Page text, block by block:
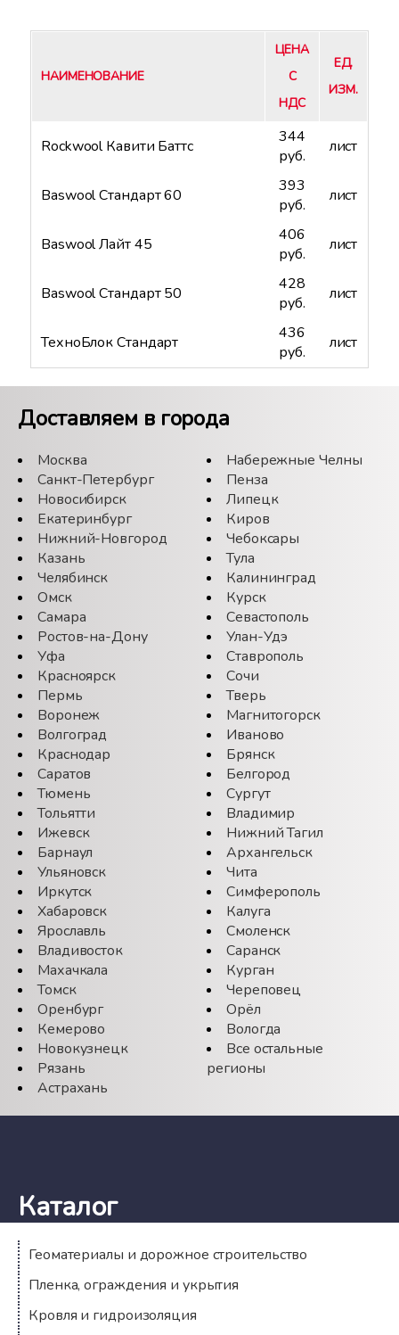
НАИМЕНОВАНИЕ
ЦЕНА
С
НДС
ЕД.
ИЗМ.
Rockwool Кавити Баттс
344
руб.
лист
Baswool Стандарт 60
393
руб.
лист
Baswool Лайт 45
406
руб.
лист
Baswool Стандарт 50
428
руб.
лист
ТехноБлок Стандарт
436
руб.
лист
Доставляем в города
Москва
Санкт-Петербург
Новосибирск
Екатеринбург
Нижний-Новгород
Казань
Челябинск
Омск
Самара
Ростов-на-Дону
Уфа
Красноярск
Пермь
Воронеж
Волгоград
Краснодар
Саратов
Тюмень
Тольятти
Ижевск
Барнаул
Ульяновск
Иркутск
Хабаровск
Ярославль
Владивосток
Махачкала
Томск
Оренбург
Кемерово
Новокузнецк
Рязань
Астрахань
Набережные Челны
Пенза
Липецк
Киров
Чебоксары
Тула
Калининград
Курск
Севастополь
Улан-Удэ
Ставрополь
Сочи
Тверь
Магнитогорск
Иваново
Брянск
Белгород
Сургут
Владимир
Нижний Тагил
Архангельск
Чита
Симферополь
Калуга
Смоленск
Саранск
Курган
Череповец
Орёл
Вологда
Все остальные
регионы
Каталог
Геоматериалы и дорожное строительство
Пленка, ограждения и укрытия
Кровля и гидроизоляция